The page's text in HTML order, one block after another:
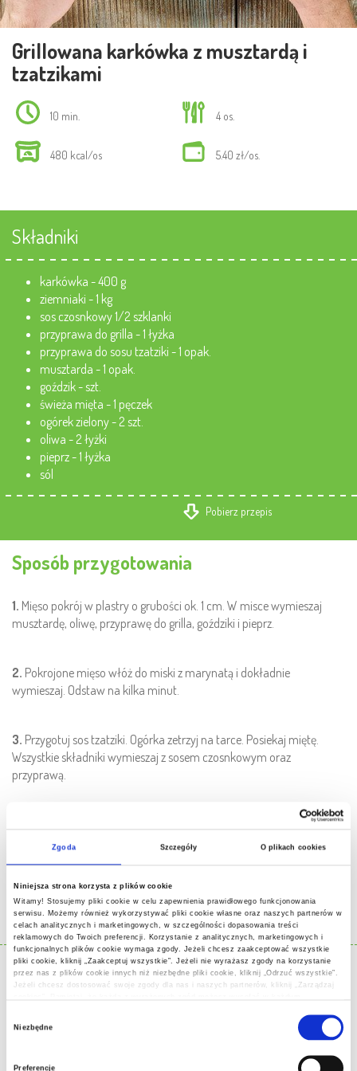
Zgoda Szczegóły O plikach cookies
Niniejsza strona korzysta z plików cookie
Witamy! Stosujemy pliki cookie w celu zapewnienia prawidłowego funkcjonowania
serwisu. Możemy również wykorzystywać pliki cookie własne oraz naszych partnerów w
celach analitycznych i marketingowych, w szczególności dopasowania treści
reklamowych do Twoich preferencji. Korzystanie z analitycznych, marketingowych i
funkcjonalnych plików cookie wymaga zgody. Jeżeli chcesz zaakceptować wszystkie
pliki cookie, kliknij „Zaakceptuj wszystkie”. Jeżeli nie wyrażasz zgody na korzystanie
przez nas z plików cookie innych niż niezbędne pliki cookie, kliknij „Odrzuć wszystkie”.
Jeżeli chcesz dostosować swoje zgody dla nas i naszych partnerów, kliknij „Zarządzaj
Administratorem Twoich danych osobowych jest Eurocash Franczyza Sp. z o. o. z
o korzystaniu przez nas i naszych partnerów z plików cookie oraz o przetwarzaniu
Niezbędne
Preferencje
Grillowana karkówka z musztardą i
tzatzikami
10 min. 4 os.
480 kcal/os 5.40 zł/os.
Składniki
karkówka - 400 g
ziemniaki - 1 kg
sos czosnkowy 1/2 szklanki
przyprawa do grilla - 1 łyżka
przyprawa do sosu tzatziki - 1 opak.
musztarda - 1 opak.
goździk - szt.
świeża mięta - 1 pęczek
ogórek zielony - 2 szt.
oliwa - 2 łyżki
pieprz - 1 łyżka
sól
Pobierz przepis
Sposób przygotowania
1. Mięso pokrój w plastry o grubości ok. 1 cm. W misce wymieszaj
musztardę, oliwę, przyprawę do grilla, goździki i pieprz.
2. Pokrojone mięso włóż do miski z marynatą i dokładnie
wymieszaj. Odstaw na kilka minut.
3. Przygotuj sos tzatziki. Ogórka zetrzyj na tarce. Posiekaj miętę.
Wszystkie składniki wymieszaj z sosem czosnkowym oraz
przyprawą.
Umyte, nieobrane ziemniaki pokrój na ćwiartki. Opraw solą i
pieprzem. Ułóż na ruszcie i grilluj razem z zamarynowanym
upieczone ziemniaki, serwuj razem z tzatzikami. Smacznego!
PRZYRZĄDZISZ DZIĘKI PRODUKTOM